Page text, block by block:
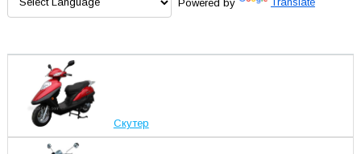
Скутер